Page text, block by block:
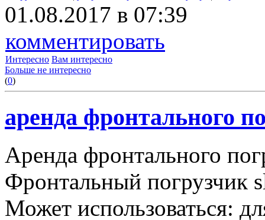
01.08.2017 в 07:39
комментировать
Интересно Вам интересно
Больше не интересно
(0)
аренда фронтального
Аренда фронтального
Фронтальный погрузчик
Может использоваться: